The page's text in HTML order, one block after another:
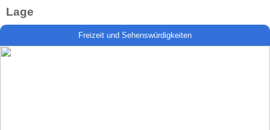
Lage
Freizeit und Sehenswürdigkeiten